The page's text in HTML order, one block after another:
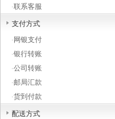
·联系客服
支付方式
· 网银支付
·银行转账
·公司转账
·邮局汇款
·货到付款
配送方式